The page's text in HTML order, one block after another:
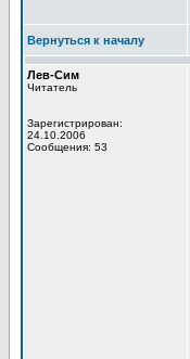
Вернуться к началу
Лев-Сим
Читатель
Зарегистрирован:
24.10.2006
Сообщения: 53